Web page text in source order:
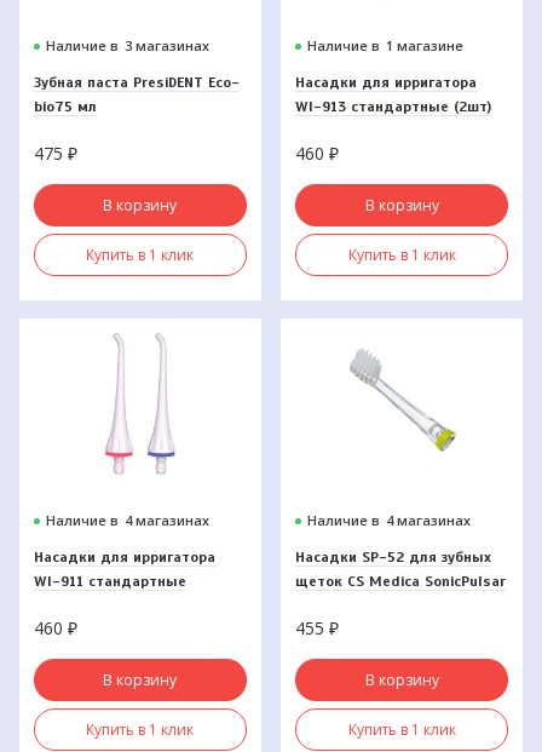
Наличие в 3 магазинах
Зубная паста PresiDENT Eco-
bio75 мл
475 ₽
В корзину
Купить в 1 клик
Наличие в 1 магазине
Насадки для ирригатора
WI-913 стандартные (2шт)
460₽
В корзину
Купить в 1 клик
Наличие в 4 магазинах
Насадки для ирригатора
WI-911 стандартные
460 ₽
В корзину
Купить в 1 клик
Наличие в 4 магазинах
Насадки SP-52 для зубных
щеток CS Medica SonicPulsar
455₽
В корзину
Купить в 1 клик